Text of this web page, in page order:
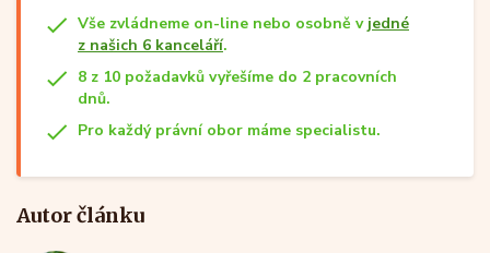
Vše zvládneme on-line nebo osobně v jedné
z našich 6 kanceláří.
8 z 10 požadavků vyřešíme do 2 pracovních
dnů.
Pro každý právní obor máme specialistu.
Autor článku